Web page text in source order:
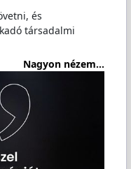
és
társadalmi
Nagyon nézem...